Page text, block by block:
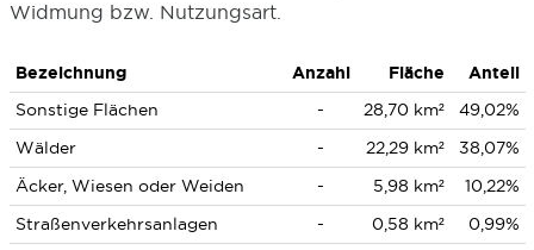
Widmung bzw. Nutzungsart.
Bezeichnung Anzahl Fläche
Anteil
Sonstige Flächen
- 28,70 km²
49,02%
Wälder
- 22,29 km²
38,07%
Äcker, Wiesen oder Weiden
- 5,98 km²
10,22%
Straßenverkehrsanlagen
- 0,58 km² 0,99%